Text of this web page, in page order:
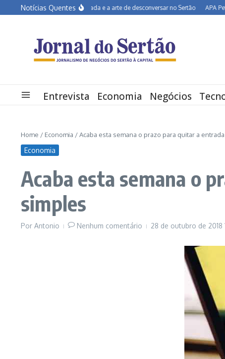
Ir para o conteúdo
Notícias Quentes
João Campos na estrada e a arte de desconversar no Sertão APA Petrolina
Entrevista Economia Negócios
Home / Economia /Acaba esta semana o prazo para quitar a
Economia
Acaba esta semana o
simples
Por Antonio Nenhum comentário 28 de outubro de 2018